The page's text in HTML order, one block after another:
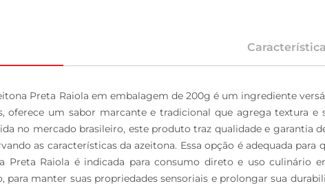
Preta Raiola em embalagem de 200g é um ingrediente
oferece um sabor marcante e tradicional que agrega textura e
no mercado brasileiro, este produto traz qualidade e garantia
as características da azeitona. Essa opção é adequada para
Preta Raiola é indicada para consumo direto e uso culinário
manter suas propriedades sensoriais e prolongar sua